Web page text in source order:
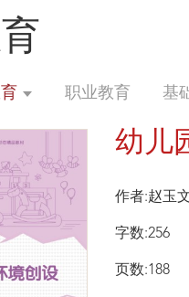
职业教育 基
幼儿
作者:赵玉
字数:256
页数:188